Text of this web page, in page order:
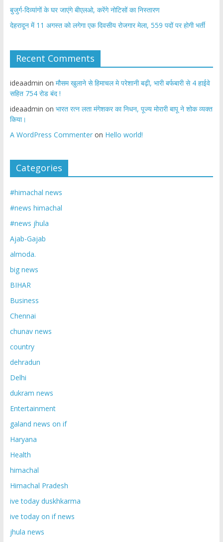
बुजुर्ग-दिव्यांगों के घर जाएंगे बीएलओ, करेंगे नोटिसों का निस्तारण
​देहरादून में 11 अगस्त को लगेगा एक दिवसीय रोजगार मेला, 559 पदों पर होगी भर्ती
Recent Comments
ideaadmin on मौसम खुलाने से हिमाचल मे परेशानी बढ़ी, भारी बर्फबारी से 4 हाईवे
सहित 754 रोड बंद !
ideaadmin on भारत रत्न लता मंगेशकर का निधन, पूज्य मोरारी बापू ने शोक व्यक्त
किया।
A WordPress Commenteron Hello world!
Categories
#himachal news
#news himachal
#news jhula
Ajab-Gajab
almoda.
big news
BIHAR
Business
Chennai
chunav news
country
dehradun
Delhi
dukram news
Entertainment
galand news on if
Haryana
Health
himachal
Himachal Pradesh
ive today duskhkarma
ive today on if news
jhula news